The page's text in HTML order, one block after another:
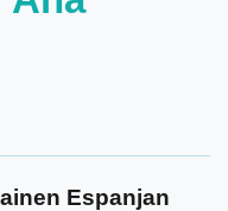
Espanjan